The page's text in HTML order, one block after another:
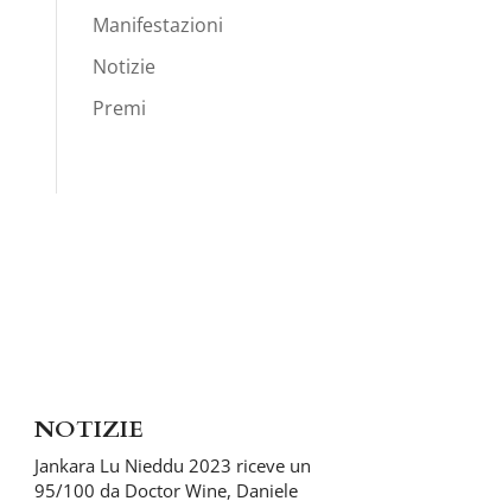
Manifestazioni
Notizie
Premi
NOTIZIE
Jankara Lu Nieddu 2023 riceve un
95/100 da Doctor Wine, Daniele